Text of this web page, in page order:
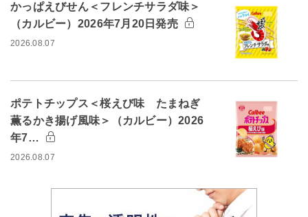
かっぱえびせん＜フレンチサラダ味＞
（カルビー）2026年7月20日発売
2026.08.07
ポテトチップス＜桜えび味 たまねぎ
薫るかき揚げ風味＞（カルビー）2026
年7…
2026.08.07